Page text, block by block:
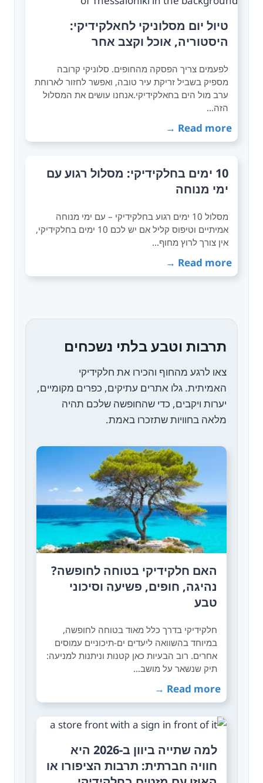
טיול יום מסלוניקי לחאלקידיקי:
היסטוריה, אוכל וקצב אחר
לפעמים צריך הפסקה מהחופים. סלוניקי קרובה
מספיק בשביל זריקת עיר טובה, ואפשר לחזור לארוחת
ערב מול הים בחאלקידיקי.אנחנו עושים את המסלול
הזה…
Read more →
10 ימים בחלקידיקי: מסלול רגוע עם
ימי מנוחה
מסלול 10 ימים רגוע בחלקידיקי – עם ימי מנוחה
אמיתיים וטיפוס קליל אם יש לכם 10 ימים בחלקידיקי,
אין צורך לרוץ מחוף…
Read more →
תרבות וטבע בלתי נשכחים
צאו לרגע מהחוף והכירו את חלקידיקי
האמיתית. גלו אתרים עתיקים, כפרים מקומיים,
יערות ויקבים, כדי שהחופשה שלכם תהיה
מלאה בחוויות שתזכרו באמת.
האם חלקידיקי בטוחה לחופשה?
נהיגה, חופים, פשיעה וסיכוני
טבע
חלקידיקי בדרך כלל מאוד בטוחה לחופשה,
במיוחד בהשוואה ליעדים ים-תיכוניים עמוסים
אחרים. רוב הבעיות כאן קטנות וניתנות למניעה:
תיק שנשאר על מושב…
Read more →
למה שתייה ביוון ב-2026 היא
חוויה חברתית: תרבות הציפורו או